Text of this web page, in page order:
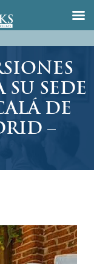
SU SEDE
DE
–